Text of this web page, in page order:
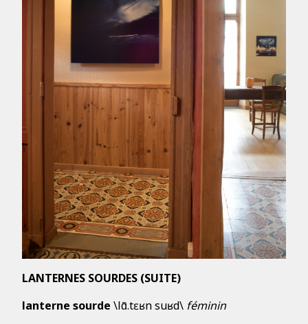
LANTERNES SOURDES (SUITE)
lanterne sourde \lɑ̃.tɛʁn suʁd\ féminin